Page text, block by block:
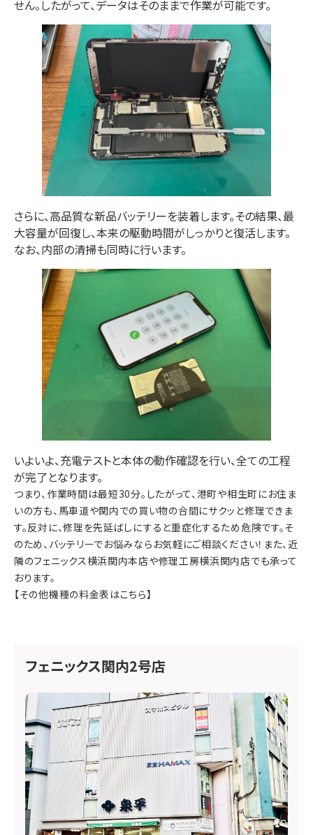
せん。したがって、データはそのままで作業が可能です。
さらに、高品質な新品バッテリーを装着します。その結果、最
大容量が回復し、本来の駆動時間がしっかりと復活します。
なお、内部の清掃も同時に行います。
いよいよ、充電テストと本体の動作確認を行い、全ての工程
が完了となります。
つまり、作業時間は最短30分。 したがって、港町や相生町 にお住ま
いの方も、馬車道や関内での買い物の合間にサクッと修理できま
す。反対に、修理を先延ばしにすると重症化するため危険です。そ
のため 、バッテリーでお悩みならお気軽にご相談ください！ また、近
隣のフェニックス横浜関内本店や修理工房横浜関内店でも承って
おります。
【その他機種の料金表はこちら】
フェニックス関内2号店